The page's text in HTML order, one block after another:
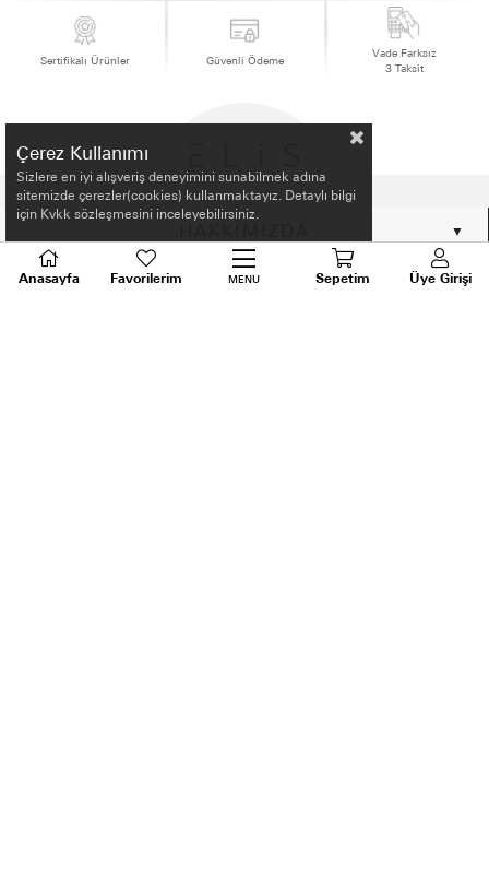
Sertifikalı Ürünler Güvenli Ödeme
Vade Farksız
3 Taksit
ALIŞVERİŞ BİLGİLERİ
Çerez Kullanımı
Sizlere en iyi alışveriş deneyimini sunabilmek adına
sitemizde çerezler(cookies) kullanmaktayız. Detaylı bilgi
için Kvkk sözleşmesini inceleyebilirsiniz.
Anasayfa Favorilerim MENU Sepetim Üye Girişi